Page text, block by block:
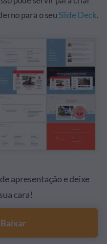
para o seu Slide Deck.
apresentação e deixe
cara!